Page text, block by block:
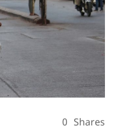
0 Shares